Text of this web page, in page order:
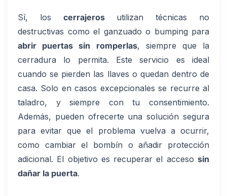
Sí, los cerrajeros utilizan técnicas no
destructivas como el ganzuado o bumping para
abrir puertas sin romperlas, siempre que la
cerradura lo permita. Este servicio es ideal
cuando se pierden las llaves o quedan dentro de
casa. Solo en casos excepcionales se recurre al
taladro, y siempre con tu consentimiento.
Además, pueden ofrecerte una solución segura
para evitar que el problema vuelva a ocurrir,
como cambiar el bombín o añadir protección
adicional. El objetivo es recuperar el acceso sin
dañar la puerta.